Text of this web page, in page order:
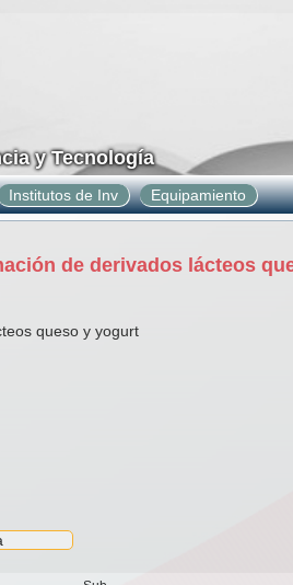
y Tecnología
Institutos de Inv Equipamiento
de derivados lácteos
queso y yogurt